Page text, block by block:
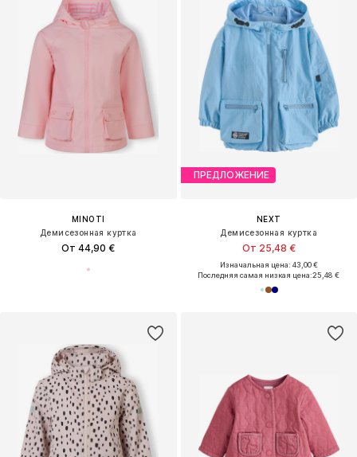
MINOTI
Демисезонная куртка
От 44,90 €
ПРЕДЛОЖЕНИЕ
NEXT
Демисезонная куртка
От 25,48 €
Изначальная цена: 43,00 €
Последняя самая низкая цена:25,48 €